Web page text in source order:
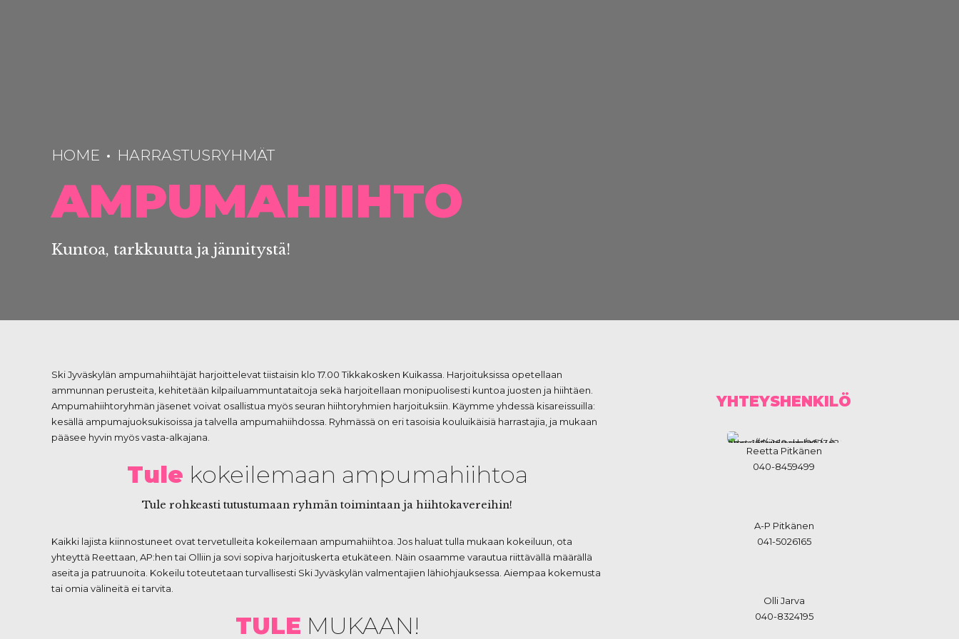
HOME HARRASTUSRYHMÄT
AMPUMAHIIHTO
Kuntoa, tarkkuutta ja jännitystä!
Ski Jyväskylän ampumahiihtäjät harjoittelevat tiistaisin klo 17.00 Tikkakosken Kuikassa. Harjoituksissa opetellaan
ammunnan perusteita, kehitetään kilpailuammuntataitoja sekä harjoitellaan monipuolisesti kuntoa juosten ja hiihtäen.
Ampumahiihtoryhmän jäsenet voivat osallistua myös seuran hiihtoryhmien harjoituksiin. Käymme yhdessä kisareissuilla:
kesällä ampumajuoksukisoissa ja talvella ampumahiihdossa. Ryhmässä on eri tasoisia kouluikäisiä harrastajia, ja mukaan
pääsee hyvin myös vasta-alkajana.
Tule kokeilemaan ampumahiihtoa
Tule rohkeasti tutustumaan ryhmän toimintaan ja hiihtokavereihin!
Kaikki lajista kiinnostuneet ovat tervetulleita kokeilemaan ampumahiihtoa. Jos haluat tulla mukaan kokeiluun, ota
yhteyttä Reettaan, AP:hen tai Olliin ja sovi sopiva harjoituskerta etukäteen. Näin osaamme varautua riittävällä määrällä
aseita ja patruunoita. Kokeilu toteutetaan turvallisesti Ski Jyväskylän valmentajien lähiohjauksessa. Aiempaa kokemusta
tai omia välineitä ei tarvita.
TULE MUKAAN!
YHTEYSHENKILÖ
Reetta Pitkänen
040-8459499
A-P Pitkänen
041-5026165
Olli Jarva
040-8324195